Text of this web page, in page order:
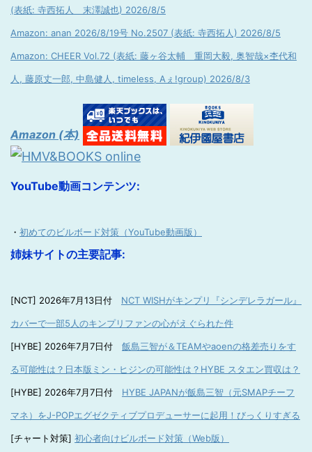
(表紙: 寺西拓人 末澤誠也) 2026/8/5
Amazon: anan 2026/8/19号 No.2507 (表紙: 寺西拓人) 2026/8/5
Amazon: CHEER Vol.72 (表紙: 藤ヶ谷太輔 重岡大毅, 奥智哉×杢代和
人, 藤原丈一郎, 中島健人, timeless, Aぇ!group) 2026/8/3
Amazon (本)
YouTube動画コンテンツ:
・ 初めてのビルボード対策（YouTube動画版）
姉妹サイトの主要記事:
[NCT] 2026年7月13日付 NCT WISHがキンプリ『シンデレラガール』
カバーで一部5人のキンプリファンの心がえぐられた件
[HYBE] 2026年7月7日付 飯島三智が＆TEAMやaoenの格差売りをす
る可能性は？日本版ミン・ヒジンの可能性は？HYBE スタエン買収は？
[HYBE] 2026年7月7日付 HYBE JAPANが飯島三智（元SMAPチーフ
マネ）をJ-POPエグゼクティブプロデューサーに起用！びっくりすぎる
[チャート対策] 初心者向けビルボード対策（Web版）